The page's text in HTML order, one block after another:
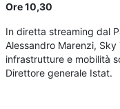
Ore 10,30
In diretta streaming dal
Alessandro Marenzi,
infrastrutture e mobilità
Direttore generale Istat.